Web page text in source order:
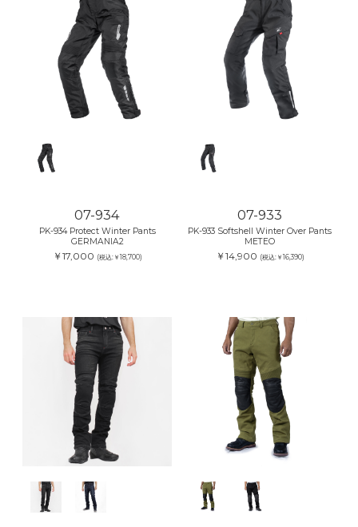
07-934
PK-934 Protect Winter Pants
GERMANIA2
￥17,000 (税込:￥18,700)
07-933
PK-933 Softshell Winter Over Pants
METEO
￥14,900 (税込:￥16,390)